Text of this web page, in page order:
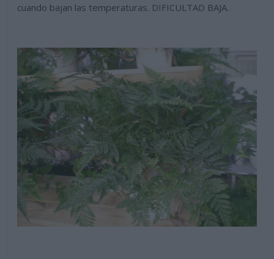
cuando bajan las temperaturas. DIFICULTAD BAJA.